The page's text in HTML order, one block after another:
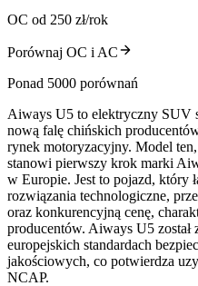
OC od 250 zł/rok
Porównaj OC i AC
Ponad 5000 porównań
Aiways U5 to elektryczny SUV
nową falę chińskich
rynek motoryzacyjny. Model
stanowi pierwszy krok marki
w Europie. Jest to pojazd, który
rozwiązania technologiczne,
oraz konkurencyjną cenę,
producentów. Aiways U5 został
europejskich standardach
jakościowych, co potwierdza
NCAP.